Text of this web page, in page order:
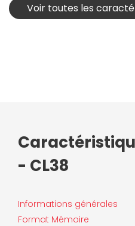
Voir toutes les
- CL38
Informations générales
Format Mémoire